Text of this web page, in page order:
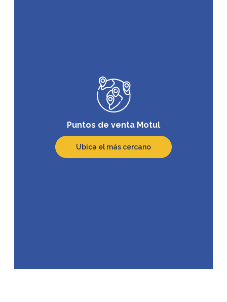
Puntos de venta Motul
Ubica el más cercano